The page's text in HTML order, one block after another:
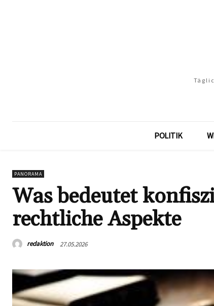
POLITIK
PANORAMA
Was bedeutet
rechtliche Aspekte
redaktion 27.05.2026